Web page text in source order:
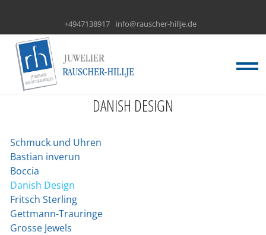
+4947138917 info@rauscher-hillje.de
DANISH DESIGN
Schmuck und Uhren
Bastian inverun
Boccia
Danish Design
Fritsch Sterling
Gettmann-Trauringe
Grosse Jewels